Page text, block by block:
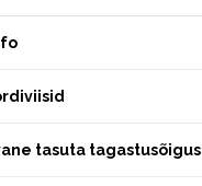
tasuta tagastusõigus